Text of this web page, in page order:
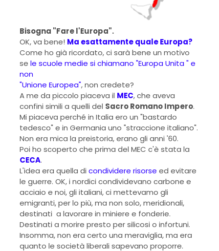
Bisogna "Fare l'Europa".
OK, va bene! Ma esattamente quale Europa?
Come ho già ricordato, ci sarà bene un motivo
se le scuole medie si chiamano "Europa Unita " e
non
"Unione Europea", non credete?
A me da piccolo piaceva il MEC, che aveva
confini simili a quelli del Sacro Romano Impero.
Mi piaceva perché in Italia ero un "bastardo
tedesco" e in Germania uno "straccione italiano".
Non era mica la preistoria, erano gli anni '60.
Poi ho scoperto che prima del MEC c'è stata la
CECA.
L'idea era quella di condividere risorse ed evitare
le guerre. OK, i nordici condividevano carbone e
acciaio e noi, gli italiani, ci mettevamo gli
emigranti, per lo più, ma non solo, meridionali,
destinati a lavorare in miniere e fonderie.
Destinati a morire presto per silicosi o infortuni.
Insomma, non era certo una meraviglia, ma era
quanto le società liberali sapevano proporre.